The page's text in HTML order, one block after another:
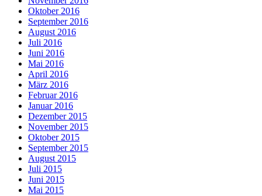
Oktober 2016
September 2016
August 2016
Juli 2016
Juni 2016
Mai 2016
April 2016
März 2016
Februar 2016
Januar 2016
Dezember 2015
November 2015
Oktober 2015
September 2015
August 2015
Juli 2015
Juni 2015
Mai 2015